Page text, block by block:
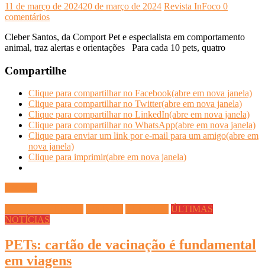
11 de março de 202420 de março de 2024 Revista InFoco 0
comentários
Cleber Santos, da Comport Pet e especialista em comportamento
animal, traz alertas e orientações Para cada 10 pets, quatro
Compartilhe
Clique para compartilhar no Facebook(abre em nova janela)
Clique para compartilhar no Twitter(abre em nova janela)
Clique para compartilhar no LinkedIn(abre em nova janela)
Clique para compartilhar no WhatsApp(abre em nova janela)
Clique para enviar um link por e-mail para um amigo(abre em
nova janela)
Clique para imprimir(abre em nova janela)
ÚLTIMAS
NOTÍCIAS
PETs: cartão de vacinação é fundamental
em viagens